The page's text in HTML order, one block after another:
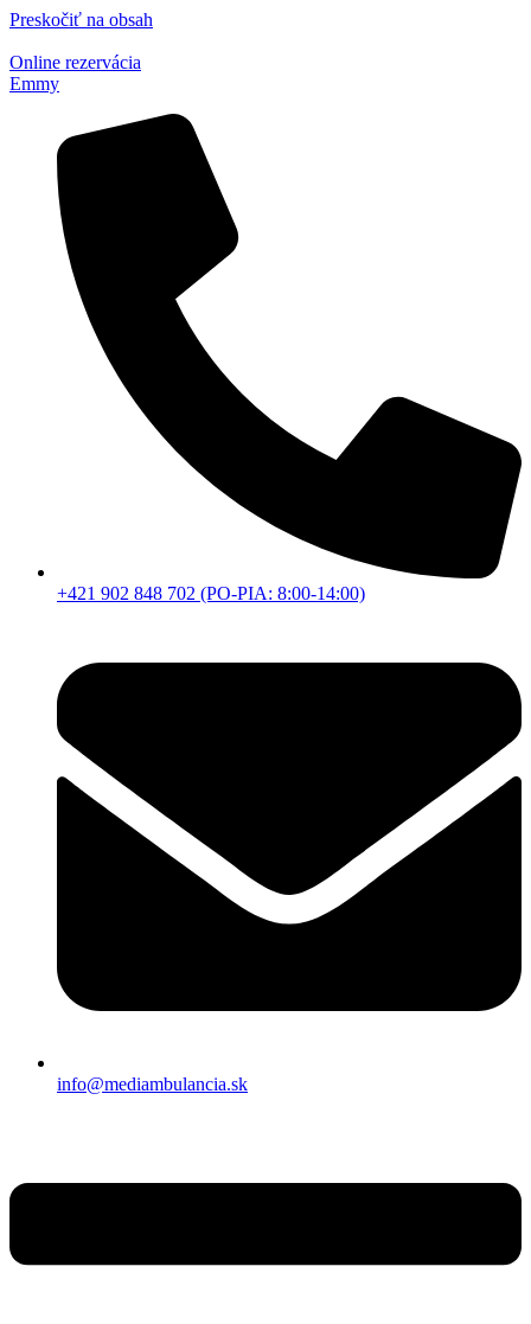
Preskočiť na obsah
Online rezervácia
Emmy
+421 902 848 702 (PO-PIA: 8:00-14:00)
info@mediambulancia.sk